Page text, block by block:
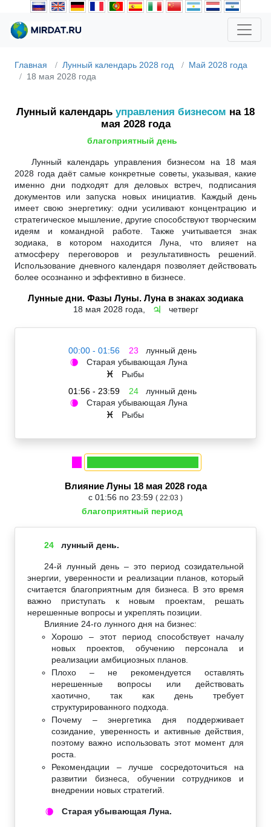
Главная Лунный календарь 2028 год
Май 2028 года
18 мая 2028 года
Лунный календарь управления бизнесом на 18
мая 2028 года
благоприятный день
Лунный календарь управления бизнесом на 18 мая
2028 года даёт самые конкретные советы, указывая, какие
именно дни подходят для деловых встреч, подписания
документов или запуска новых инициатив. Каждый день
имеет свою энергетику: одни усиливают концентрацию и
стратегическое мышление, другие способствуют творческим
идеям и командной работе. Также учитывается знак
зодиака, в котором находится Луна, что влияет на
атмосферу переговоров и результативность решений.
Использование дневного календаря позволяет действовать
более осознанно и эффективно в бизнесе.
Лунные дни. Фазы Луны. Луна в знаках зодиака
18 мая 2028 года, ♃ четверг
00:00 - 01:56 23 лунный день
🌘 Старая убывающая Луна
♓
Рыбы
01:56 - 23:59
24 лунный день
🌘 Старая убывающая Луна
♓ Рыбы
Влияние Луны 18 мая 2028 года
с 01:56 по 23:59 ( 22:03 )
благоприятный период
24 лунный день.
24-й лунный день – это период созидательной
энергии, уверенности и реализации планов, который
считается благоприятным для бизнеса. В это время
важно приступать к новым проектам, решать
нерешенные вопросы и укреплять позиции.
Влияние 24-го лунного дня на бизнес:
Хорошо – этот период способствует началу
новых проектов, обучению персонала и
реализации амбициозных планов.
Плохо – не рекомендуется оставлять
нерешенные вопросы или действовать
хаотично, так как день требует
структурированного подхода.
Почему – энергетика дня поддерживает
созидание, уверенность и активные действия,
поэтому важно использовать этот момент для
роста.
Рекомендации – лучше сосредоточиться на
развитии бизнеса, обучении сотрудников и
внедрении новых стратегий.
🌘 Старая убывающая Луна.